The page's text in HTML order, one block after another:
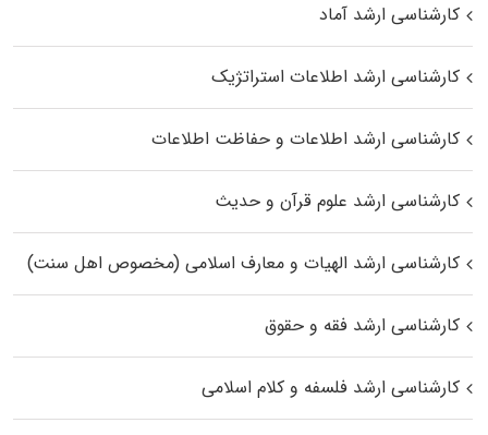
کارشناسی ارشد آماد
کارشناسی ارشد اطلاعات استراتژیک
کارشناسی ارشد اطلاعات و حفاظت اطلاعات
کارشناسی ارشد علوم قرآن و حدیث
کارشناسی ارشد الهیات و معارف اسلامی (مخصوص اهل سنت)
کارشناسی ارشد فقه و حقوق
کارشناسی ارشد فلسفه و کلام اسلامی